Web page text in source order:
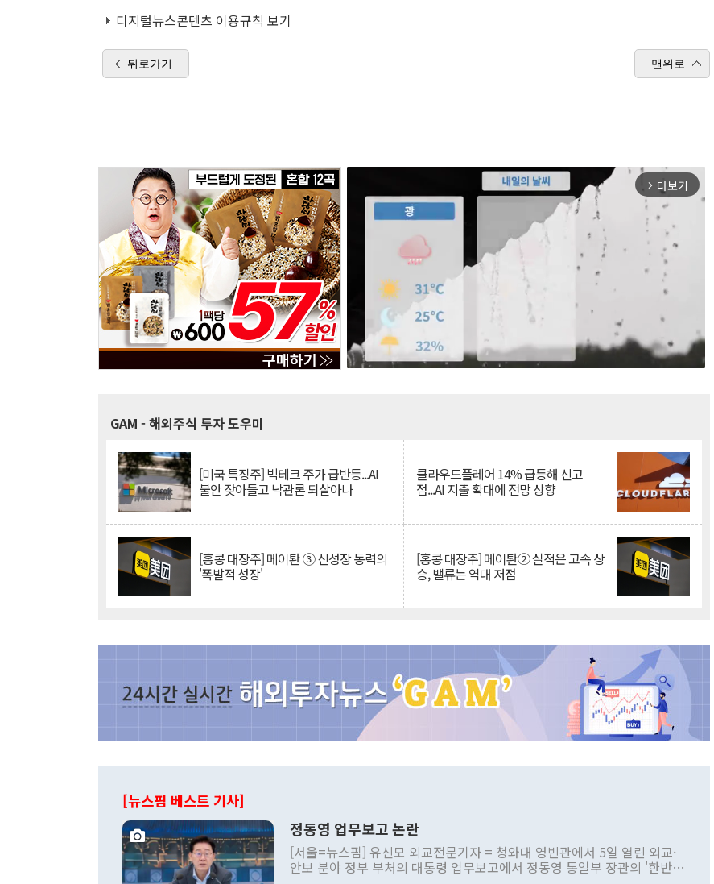
디지털뉴스콘텐츠 이용규칙 보기
뒤로가기 맨위로
arrow_forward_ios 더보기
GAM - 해외주식 투자 도우미
[미국 특징주] 빅테크 주가 급반등...AI
불안 잦아들고 낙관론 되살아나
클라우드플레어 14% 급등해 신고
점...AI 지출 확대에 전망 상향
[홍콩 대장주] 메이퇀 ③ 신성장 동력의
'폭발적 성장'
[홍콩 대장주] 메이퇀② 실적은 고속 상
승, 밸류는 역대 저점
[뉴스핌 베스트 기사]
정동영 업무보고 논란
[서울=뉴스핌] 유신모 외교전문기자 = 청와대 영빈관에서 5일 열린 외교·
안보 분야 정부 부처의 대통령 업무보고에서 정동영 통일부 장관의 '한반도